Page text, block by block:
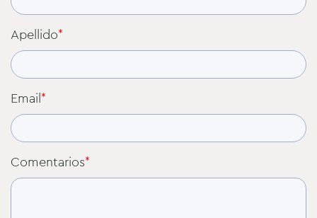
Apellido*
Email*
Comentarios*